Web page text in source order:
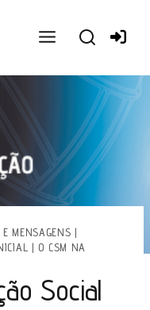
E MENSAGENS |
| O CSM NA
Social